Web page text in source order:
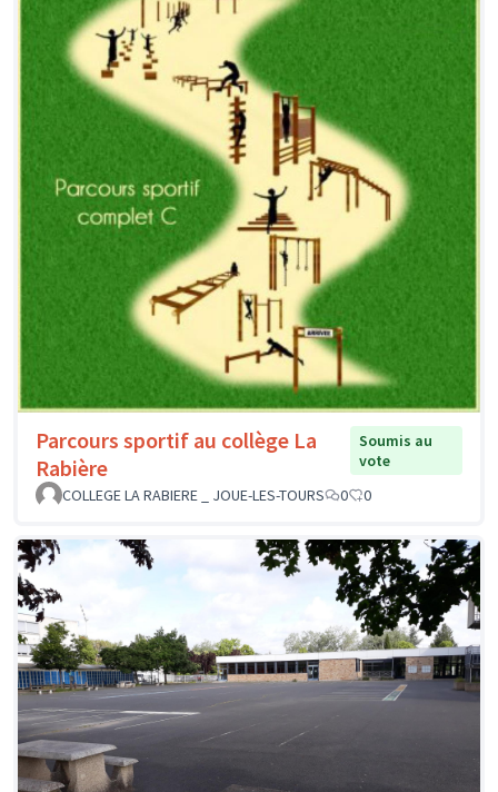
Parcours sportif au collège La
Rabière
Soumis au
vote
COLLEGE LA RABIERE _ JOUE-LES-TOURS
0 0